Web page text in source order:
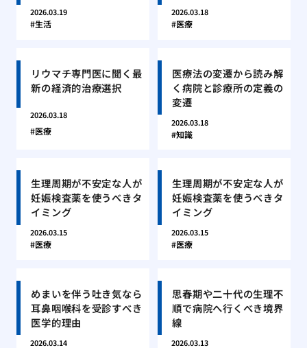
2026.03.19
生活
2026.03.18
医療
リウマチ専門医に聞く最
新の経済的治療選択
2026.03.18
医療
医療法の変遷から読み解
く病院と診療所の定義の
変遷
2026.03.18
知識
生理周期が不安定な人が
妊娠検査薬を使うべきタ
イミング
2026.03.15
医療
生理周期が不安定な人が
妊娠検査薬を使うべきタ
イミング
2026.03.15
医療
めまいを伴う吐き気なら
耳鼻咽喉科を受診すべき
医学的理由
2026.03.14
思春期や二十代の生理不
順で病院へ行くべき境界
線
2026.03.13